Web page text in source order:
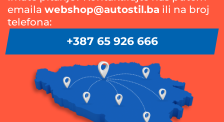
emaila webshop@autostil.ba ili na broj
telefona:
+387 65 926 666